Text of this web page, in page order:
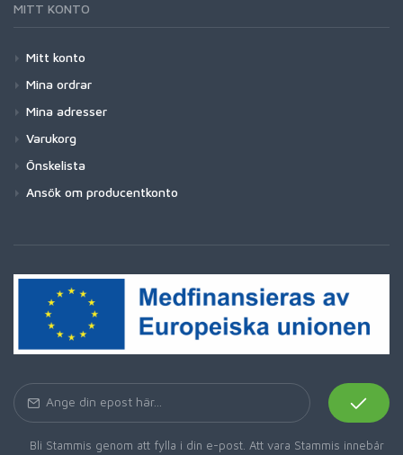
MITT KONTO
Mitt konto
Mina ordrar
Mina adresser
Varukorg
Önskelista
Ansök om producentkonto
Bli Stammis genom att fylla i din e-post. Att vara Stammis innebär